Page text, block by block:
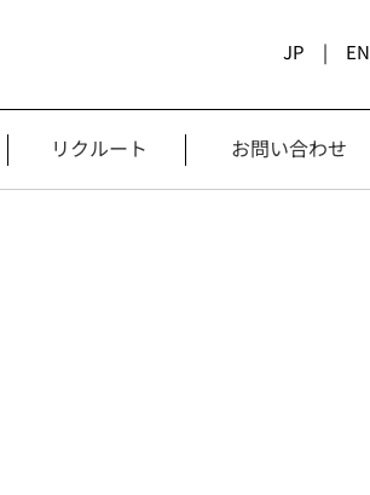
JP | EN
リクルート お問い合わせ